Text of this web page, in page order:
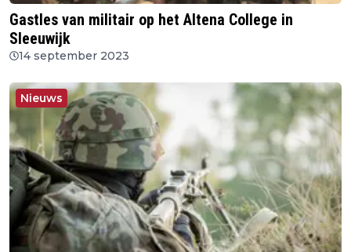
Gastles van militair op het Altena College in
Sleeuwijk
14 september 2023
Nieuws